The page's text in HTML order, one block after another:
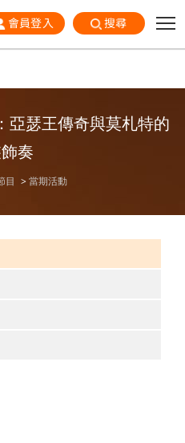
會員登入 搜尋
亞瑟王傳奇與莫札特的
奏
目 當期活動